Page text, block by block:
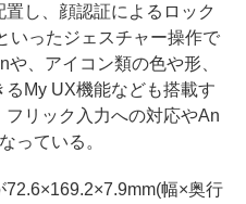
し、顔認証によるロック
いったジェスチャー操作で
、アイコン類の色や形、
My UX機能なども搭載す
リック入力への対応やAn
っている。
幅×奥行